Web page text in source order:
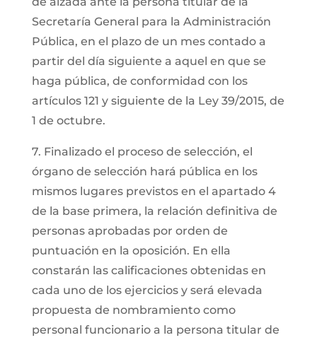
Secretaría General para la Administración
Pública, en el plazo de un mes contado a
partir del día siguiente a aquel en que se
haga pública, de conformidad con los
artículos 121 y siguiente de la Ley 39/2015, de
1 de octubre.
7. Finalizado el proceso de selección, el
órgano de selección hará pública en los
mismos lugares previstos en el apartado 4
de la base primera, la relación definitiva de
personas aprobadas por orden de
puntuación en la oposición. En ella
constarán las calificaciones obtenidas en
cada uno de los ejercicios y será elevada
propuesta de nombramiento como
personal funcionario a la persona titular de